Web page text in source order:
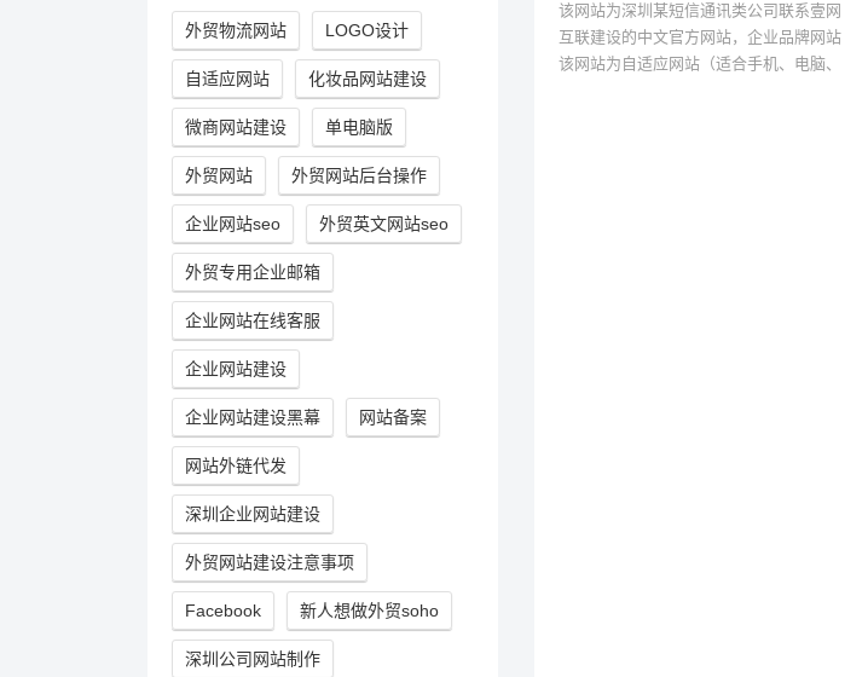
外贸物流网站 LOGO设计
自适应网站 化妆品网站建设
微商网站建设 单电脑版
外贸网站 外贸网站后台操作
企业网站seo 外贸英文网站seo
外贸专用企业邮箱
企业网站在线客服
企业网站建设
企业网站建设黑幕 网站备案
网站外链代发
深圳企业网站建设
外贸网站建设注意事项
Facebook 新人想做外贸soho
深圳公司网站制作
该网站为深圳某短信通讯类公司联系壹网
互联建设的中文官方网站，企业品牌网站
该网站为自适应网站（适合手机、电脑、